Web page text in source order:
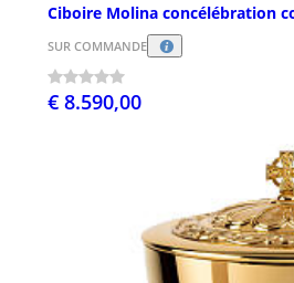
Ciboire Molina concélébration
SUR COMMANDE
€ 8.590,00